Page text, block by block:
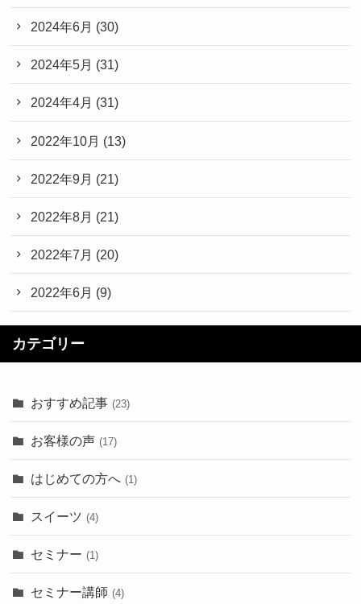
2024年6月 (30)
2024年5月 (31)
2024年4月 (31)
2022年10月 (13)
2022年9月 (21)
2022年8月 (21)
2022年7月 (20)
2022年6月 (9)
カテゴリー
おすすめ記事 (23)
お客様の声 (17)
はじめての方へ (1)
スイーツ (4)
セミナー (1)
セミナー講師 (4)